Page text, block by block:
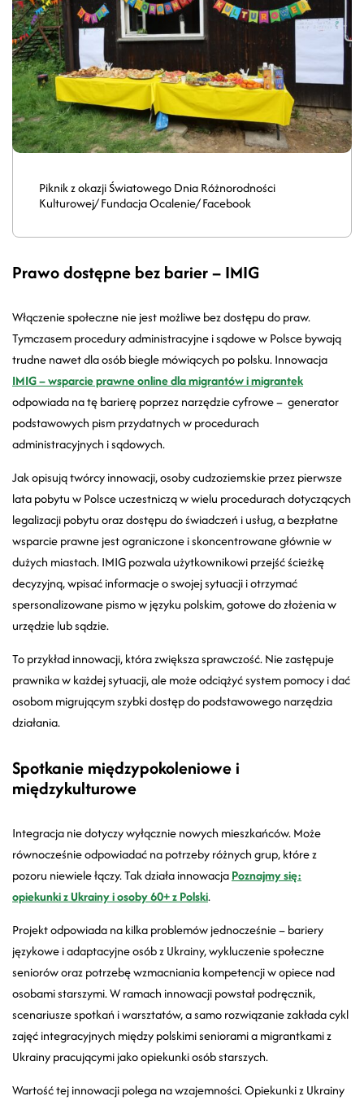
Piknik z okazji Światowego Dnia Różnorodności
Kulturowej/ Fundacja Ocalenie/ Facebook
Prawo dostępne bez barier – IMIG
Włączenie społeczne nie jest możliwe bez dostępu do praw.
Tymczasem procedury administracyjne i sądowe w Polsce bywają
trudne nawet dla osób biegle mówiących po polsku. Innowacja
IMIG – wsparcie prawne online dla migrantów i migrantek
odpowiada na tę barierę poprzez narzędzie cyfrowe– generator
podstawowych pism przydatnych w procedurach
administracyjnych i sądowych.
Jak opisują twórcy innowacji, osoby cudzoziemskie przez pierwsze
lata pobytu w Polsce uczestniczą w wielu procedurach dotyczących
legalizacji pobytu oraz dostępu do świadczeń i usług, a bezpłatne
wsparcie prawne jest ograniczone i skoncentrowane głównie w
dużych miastach. IMIG pozwala użytkownikowi przejść ścieżkę
decyzyjną, wpisać informacje o swojej sytuacji i otrzymać
spersonalizowane pismo w języku polskim, gotowe do złożenia w
urzędzie lub sądzie.
To przykład innowacji, która zwiększa sprawczość. Nie zastępuje
prawnika w każdej sytuacji, ale może odciążyć system pomocy i dać
osobom migrującym szybki dostęp do podstawowego narzędzia
działania.
Spotkanie międzypokoleniowe i
międzykulturowe
Integracja nie dotyczy wyłącznie nowych mieszkańców. Może
równocześnie odpowiadać na potrzeby różnych grup, które z
pozoru niewiele łączy. Tak działa innowacjaPoznajmy się:
opiekunki z Ukrainy i osoby 60+ z Polski.
Projekt odpowiada na kilka problemów jednocześnie–bariery
językowe i adaptacyjne osób z Ukrainy, wykluczenie społeczne
seniorów oraz potrzebę wzmacniania kompetencji w opiece nad
osobami starszymi. W ramach innowacji powstał podręcznik,
scenariusze spotkań i warsztatów, a samo rozwiązanie zakłada cykl
zajęć integracyjnych między polskimi seniorami a migrantkami z
Ukrainy pracującymi jako opiekunki osób starszych.
Wartość tej innowacji polega na wzajemności. Opiekunki z Ukrainy